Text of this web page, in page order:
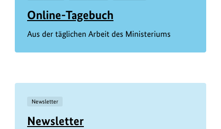
Online-Tagebuch
Aus der täglichen Arbeit des Ministeriums
Newsletter
Newsletter